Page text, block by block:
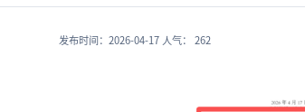
发布时间：2026-04-17 人气： 262